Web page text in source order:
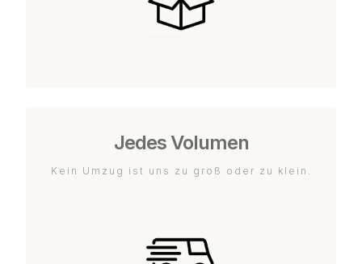
Jedes Volumen
Kein Umzug ist uns zu groß oder zu klein.